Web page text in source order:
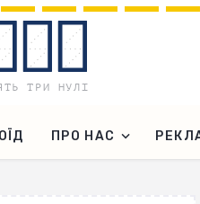
ПРО НАС